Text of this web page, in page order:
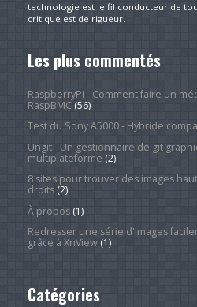
technologie est le fil conducteur de
critique est de rigueur.
Les plus commentés
RaspberryPi - Comment faire un
RaspBMC(56)
Test du Sony A5000 - Hybride
Ungit - Un gestionnaire de git
multiplateforme (2)
8 sites pour trouver des images
droits(2)
À propos(1)
Redresser une série d'images
grâce à XnView(1)
Catégories